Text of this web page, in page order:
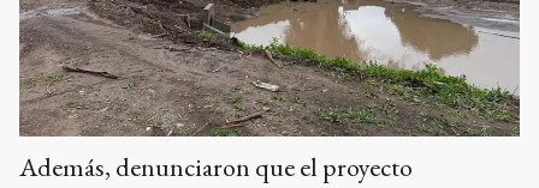
Además, denunciaron que el proyecto